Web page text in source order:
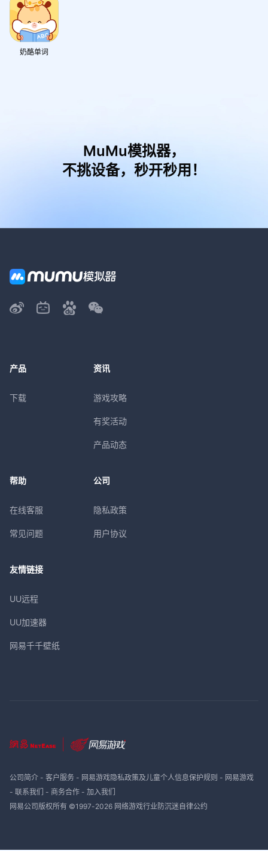
奶酪单词
MuMu模拟器，
不挑设备，秒开秒用！
产品
下载
资讯
游戏攻略
有奖活动
产品动态
帮助
在线客服
常见问题
公司
隐私政策
用户协议
友情链接
UU远程
UU加速器
网易千千壁纸
公司简介- 客户服务- 网易游戏隐私政策及儿童个人信息保护规则 - 网易游戏
- 联系我们 - 商务合作- 加入我们
网易公司版权所有 ©1997-2026 网络游戏行业防沉迷自律公约